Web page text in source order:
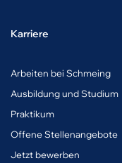
Karriere
Arbeiten bei Schmeing
Ausbildung und Studium
Praktikum
Offene Stellenangebote
Jetzt bewerben